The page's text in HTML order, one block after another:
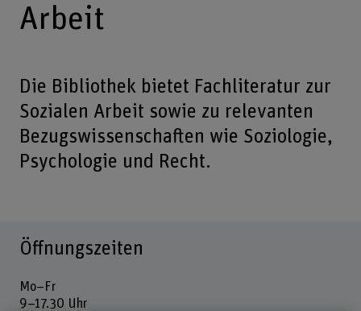
Arbeit
Die Bibliothek bietet Fachliteratur zur
Sozialen Arbeit sowie zu relevanten
Bezugswissenschaften wie Soziologie,
Psychologie und Recht.
Öffnungszeiten
Mo–Fr
9–17.30 Uhr